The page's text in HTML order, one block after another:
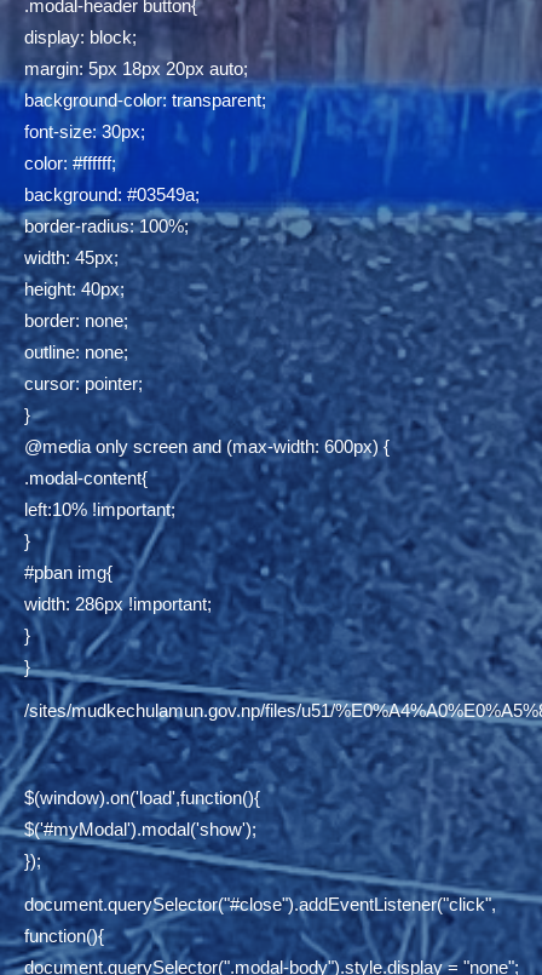
.modal-header button{
display: block;
margin: 5px 18px 20px auto;
background-color: transparent;
font-size: 30px;
color: #ffffff;
background: #03549a;
border-radius: 100%;
width: 45px;
height: 40px;
border: none;
outline: none;
cursor: pointer;
}
@media only screen and (max-width: 600px) {
.modal-content{
left:10% !important;
}
#pban img{
width: 286px !important;
}
}
/sites/mudkechulamun.gov.np/files/u51/
$(window).on('load',function(){
$('#myModal').modal('show');
});
document.querySelector("#close").addEventListener("click",
function(){
document.querySelector(".modal-body").style.display = "none";